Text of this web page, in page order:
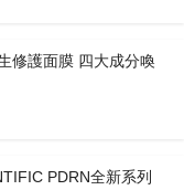
修護面膜 四大成分喚
PDRN全新系列